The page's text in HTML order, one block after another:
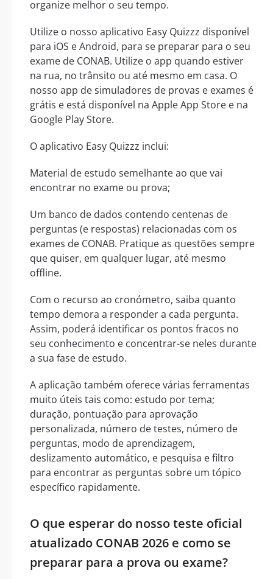
organize melhor o seu tempo.
Utilize o nosso aplicativo Easy Quizzz disponível
para iOS e Android, para se preparar para o seu
exame de CONAB. Utilize o app quando estiver
na rua, no trânsito ou até mesmo em casa. O
nosso app de simuladores de provas e exames é
grátis e está disponível na Apple App Store e na
Google Play Store.
O aplicativo Easy Quizzz inclui:
Material de estudo semelhante ao que vai
encontrar no exame ou prova;
Um banco de dados contendo centenas de
perguntas (e respostas) relacionadas com os
exames de CONAB. Pratique as questões sempre
que quiser, em qualquer lugar, até mesmo
offline.
Com o recurso ao cronómetro, saiba quanto
tempo demora a responder a cada pergunta.
Assim, poderá identificar os pontos fracos no
seu conhecimento e concentrar-se neles durante
a sua fase de estudo.
A aplicação também oferece várias ferramentas
muito úteis tais como: estudo por tema;
duração, pontuação para aprovação
personalizada, número de testes, número de
perguntas, modo de aprendizagem,
deslizamento automático, e pesquisa e filtro
para encontrar as perguntas sobre um tópico
específico rapidamente.
O que esperar do nosso teste oficial
atualizado CONAB 2026 e como se
preparar para a prova ou exame?